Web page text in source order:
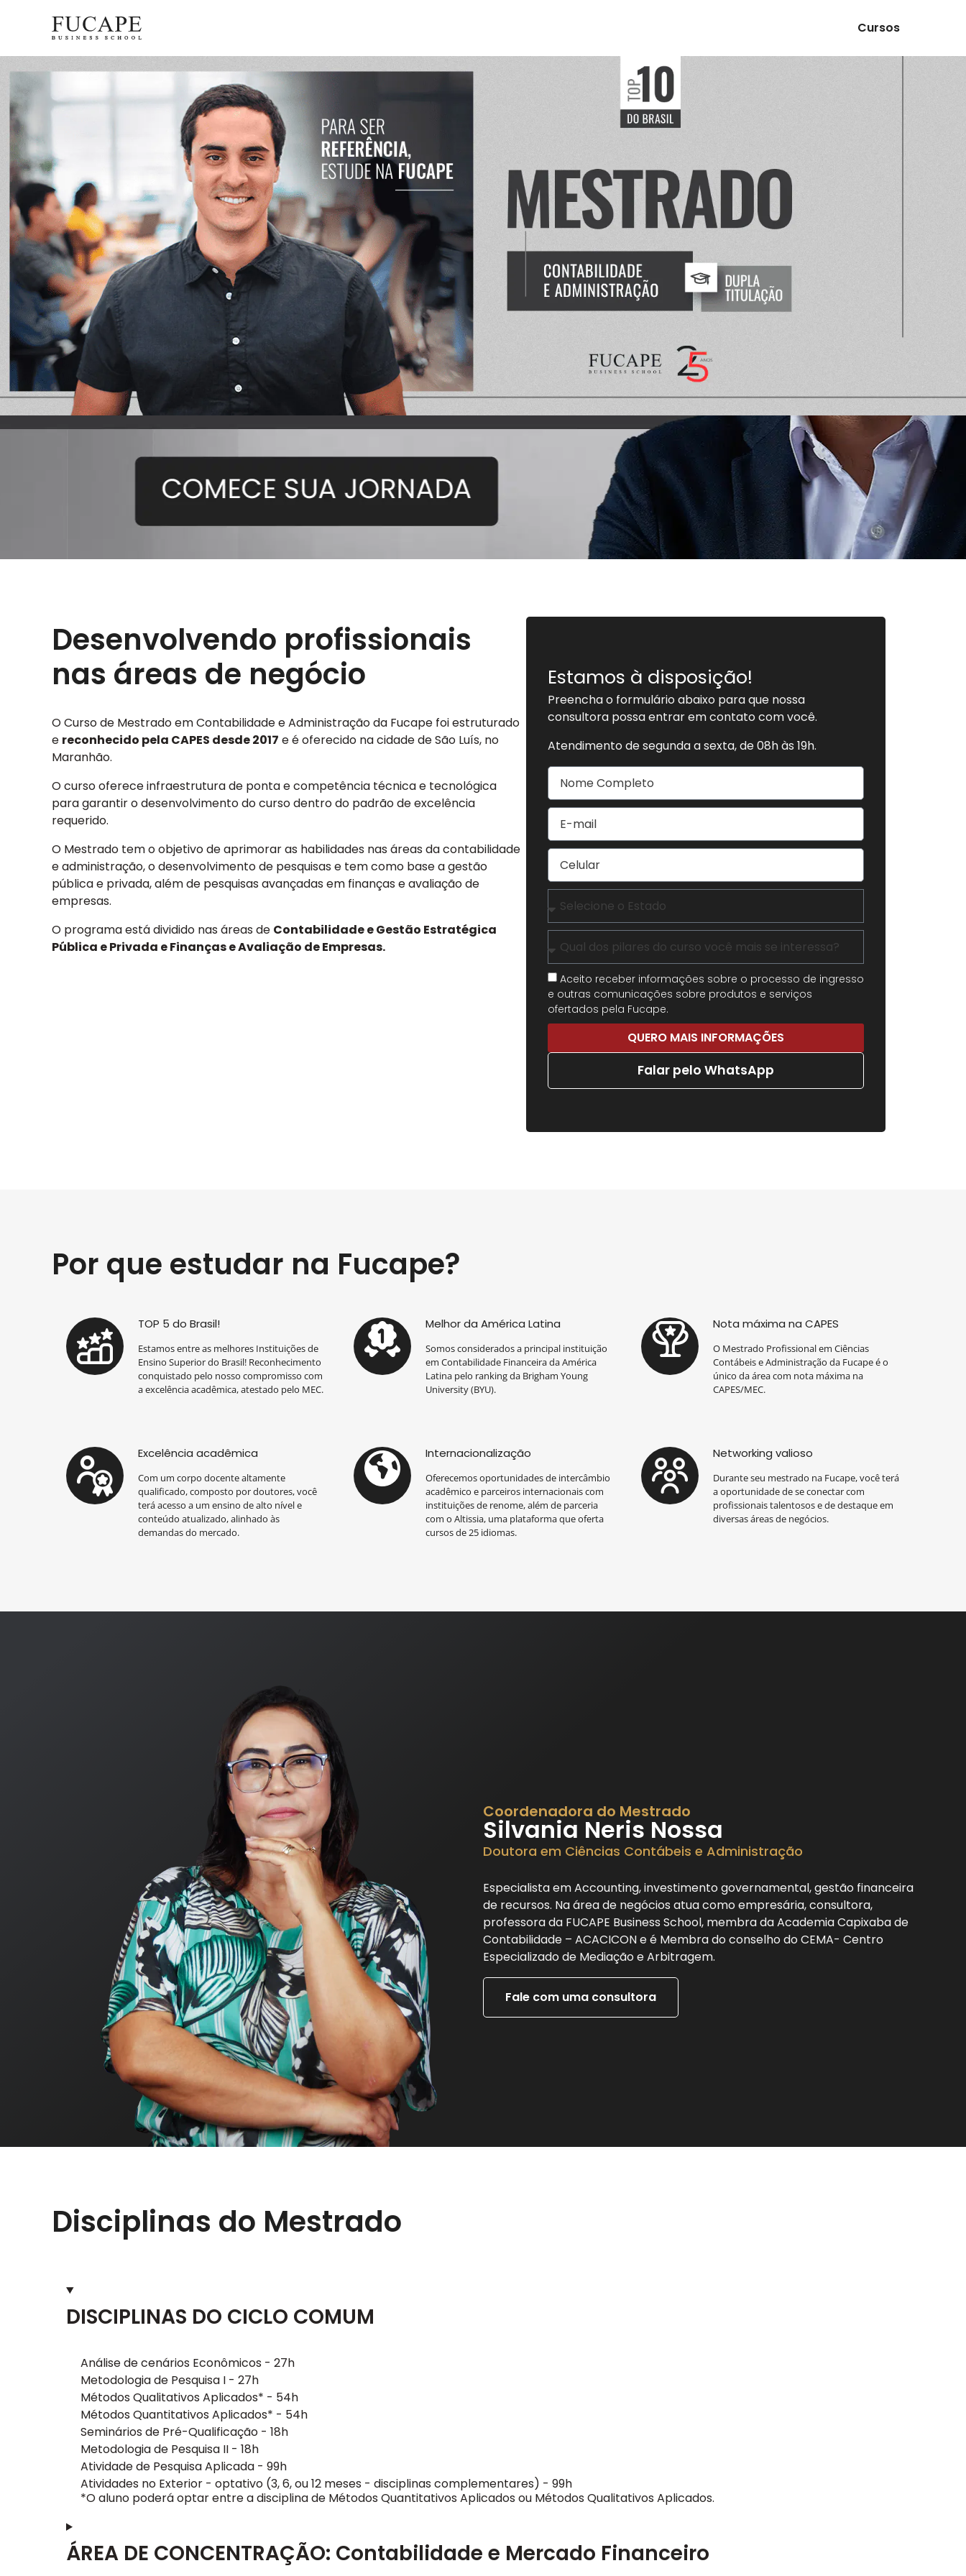
Cursos
Desenvolvendo profissionais
nas áreas de negócio
O Curso de Mestrado em Contabilidade e Administração da Fucape foi estruturado
e reconhecido pela CAPES desde 2017 e é oferecido na cidade de São Luís, no
Maranhão.
O curso oferece infraestrutura de ponta e competência técnica e tecnológica
para garantir o desenvolvimento do curso dentro do padrão de excelência
requerido.
O Mestrado tem o objetivo de aprimorar as habilidades nas áreas da contabilidade
e administração, o desenvolvimento de pesquisas e tem como base a gestão
pública e privada, além de pesquisas avançadas em finanças e avaliação de
empresas.
O programa está dividido nas áreas de Contabilidade e Gestão Estratégica
Pública e Privada e Finanças e Avaliação de Empresas.
Estamos à disposição!
Preencha o formulário abaixo para que nossa
consultora possa entrar em contato com você.
Atendimento de segunda a sexta, de 08h às 19h.
Aceito receber informações sobre o processo de ingresso
e outras comunicações sobre produtos e serviços
ofertados pela Fucape.
QUERO MAIS INFORMAÇÕES
Falar pelo WhatsApp
Por que estudar na Fucape?
TOP 5 do Brasil!
Estamos entre as melhores Instituições de
Ensino Superior do Brasil! Reconhecimento
conquistado pelo nosso compromisso com
a excelência acadêmica, atestado pelo MEC.
Melhor da América Latina
Somos considerados a principal instituição
em Contabilidade Financeira da América
Latina pelo ranking da Brigham Young
University (BYU).
Nota máxima na CAPES
O Mestrado Profissional em Ciências
Contábeis e Administração da Fucape é o
único da área com nota máxima na
CAPES/MEC.
Excelência acadêmica
Com um corpo docente altamente
qualificado, composto por doutores, você
terá acesso a um ensino de alto nível e
conteúdo atualizado, alinhado às
demandas do mercado.
Internacionalização
Oferecemos oportunidades de intercâmbio
acadêmico e parceiros internacionais com
instituições de renome, além de parceria
com o Altissia, uma plataforma que oferta
cursos de 25 idiomas.
Networking valioso
Durante seu mestrado na Fucape, você terá
a oportunidade de se conectar com
profissionais talentosos e de destaque em
diversas áreas de negócios.
Coordenadora do Mestrado
Silvania Neris Nossa
Doutora em Ciências Contábeis e Administração
Especialista em Accounting, investimento governamental, gestão financeira
de recursos. Na área de negócios atua como empresária, consultora,
professora da FUCAPE Business School, membra da Academia Capixaba de
Contabilidade – ACACICON e é Membra do conselho do CEMA- Centro
Especializado de Mediação e Arbitragem.
Fale com uma consultora
Disciplinas do Mestrado
DISCIPLINAS DO CICLO COMUM
Análise de cenários Econômicos - 27h
Metodologia de Pesquisa I - 27h
Métodos Qualitativos Aplicados* - 54h
Métodos Quantitativos Aplicados* - 54h
Seminários de Pré-Qualificação - 18h
Metodologia de Pesquisa II - 18h
Atividade de Pesquisa Aplicada - 99h
Atividades no Exterior - optativo (3, 6, ou 12 meses - disciplinas complementares) - 99h
*O aluno poderá optar entre a disciplina de Métodos Quantitativos Aplicados ou Métodos Qualitativos Aplicados.
ÁREA DE CONCENTRAÇÃO: Contabilidade e Mercado Financeiro